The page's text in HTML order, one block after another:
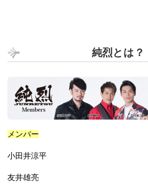
純烈とは？
メンバー
小田井涼平
友井雄亮